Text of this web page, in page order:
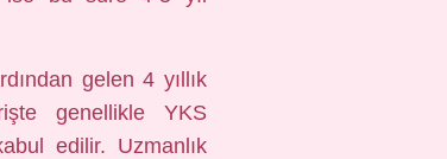
gelen 4 yıllık
genellikle YKS
edilir. Uzmanlık